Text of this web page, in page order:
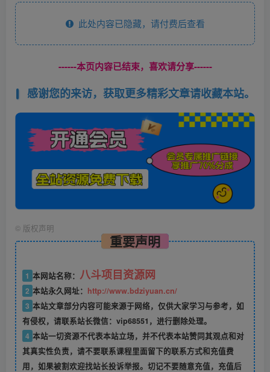
此处内容已隐藏，请付费后查看
------本页内容已结束，喜欢请分享------
感谢您的来访，获取更多精彩文章请收藏本站。
© 版权声明
重要声明
1 本网站名称： 八斗项目资源网
2 本站永久网址： http://www.bdziyuan.cn/
3 本站文章部分内容可能来源于网络，仅供大家学习与参考，如
有侵权，请联系站长微信：vip68551，进行删除处理。
4 本站一切资源不代表本站立场，并不代表本站赞同其观点和对
其真实性负责，请不要联系课程里面留下的联系方式和充值费
用，如果被割欢迎找站长投诉举报。切记不要随意充值，充值后